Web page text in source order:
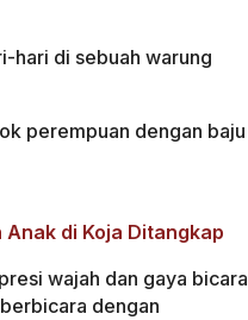
hari di sebuah warung
perempuan dengan baju
di Koja Ditangkap
wajah dan gaya bicara
dengan